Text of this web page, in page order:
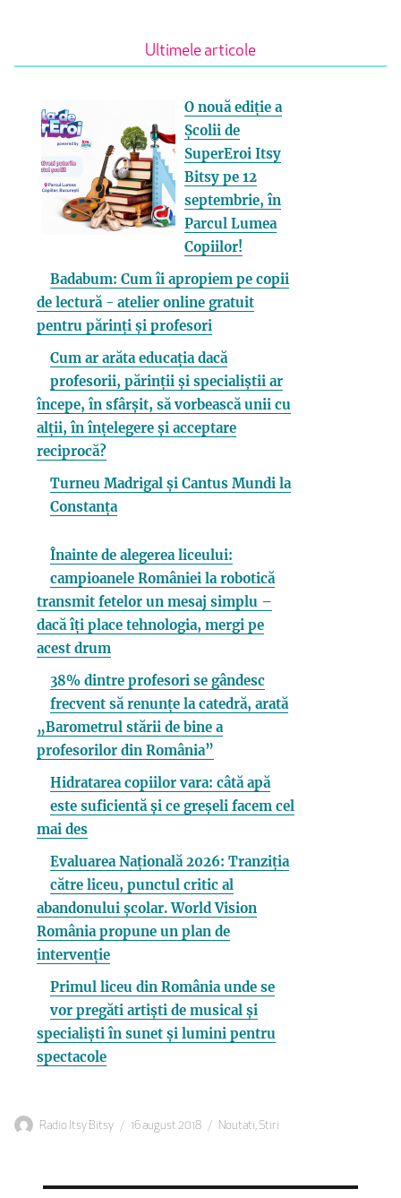
Ultimele articole
O nouă ediție a
Școlii de
SuperEroi Itsy
Bitsy pe 12
septembrie, în
Parcul Lumea
Copiilor!
Badabum: Cum îi apropiem pe copii
de lectură - atelier online gratuit
pentru părinți și profesori
Cum ar arăta educația dacă
profesorii, părinții și specialiștii ar
începe, în sfârșit, să vorbească unii cu
alții, în înțelegere și acceptare
reciprocă?
Turneu Madrigal și Cantus Mundi la
Constanța
Înainte de alegerea liceului:
campioanele României la robotică
transmit fetelor un mesaj simplu –
dacă îți place tehnologia, mergi pe
acest drum
38% dintre profesori se gândesc
frecvent să renunțe la catedră, arată
„Barometrul stării de bine a
profesorilor din România”
Hidratarea copiilor vara: câtă apă
este suficientă și ce greșeli facem cel
mai des
Evaluarea Națională 2026: Tranziția
către liceu, punctul critic al
abandonului școlar. World Vision
România propune un plan de
intervenție
Primul liceu din România unde se
vor pregăti artiști de musical și
specialiști în sunet și lumini pentru
spectacole
Autor
Radio Itsy Bitsy
Publicat
16 august 2018 Categorii
Noutati,Stiri